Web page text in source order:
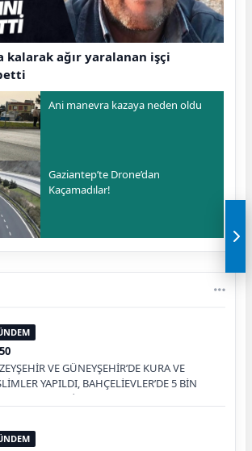
kalarak ağır yaralanan işçi
Ani manevra kazaya neden oldu
Gaziantep’te Drone’dan
Kaçamadılar!
VE GÜNEYŞEHİR’DE KURA VE
YAPILDI, BAHÇELİEVLER’DE 5 BİN
TEMELİ ATILDI